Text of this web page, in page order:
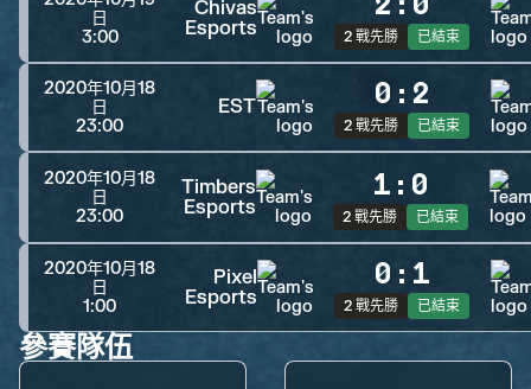
日
3:00
Chivas
Esports
2 戰先勝 已結束
2020年10月18
日
23:00
EST 0 : 2
2 戰先勝 已結束
2020年10月18
日
23:00
Timbers
Esports
1 : 0
2 戰先勝 已結束
2020年10月18
日
1:00
Pixel
Esports
0 : 1
2 戰先勝 已結束
參賽隊伍